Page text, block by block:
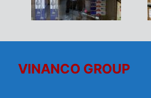
VINANCO GROUP